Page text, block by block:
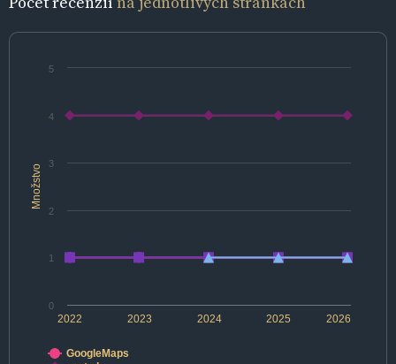
Množstvo
2022 2024 2026
2023 2025
0
1
2
3
4
5
GoogleMaps